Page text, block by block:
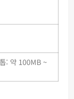
: 약 100MB ~